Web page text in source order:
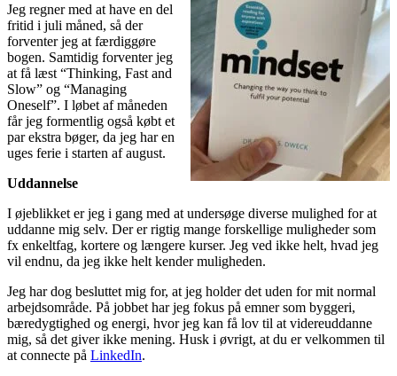
Jeg regner med at have en del
fritid i juli måned, så der
forventer jeg at færdiggøre
bogen. Samtidig forventer jeg
at få læst “Thinking, Fast and
Slow” og “Managing
Oneself”. I løbet af måneden
får jeg formentlig også købt et
par ekstra bøger, da jeg har en
uges ferie i starten af august.
Uddannelse
I øjeblikket er jeg i gang med at undersøge diverse mulighed for at
uddanne mig selv. Der er rigtig mange forskellige muligheder som
fx enkeltfag, kortere og længere kurser. Jeg ved ikke helt, hvad jeg
vil endnu, da jeg ikke helt kender muligheden.
Jeg har dog besluttet mig for, at jeg holder det uden for mit normal
arbejdsområde. På jobbet har jeg fokus på emner som byggeri,
bæredygtighed og energi, hvor jeg kan få lov til at videreuddanne
mig, så det giver ikke mening. Husk i øvrigt, at du er velkommen til
at connecte på LinkedIn.